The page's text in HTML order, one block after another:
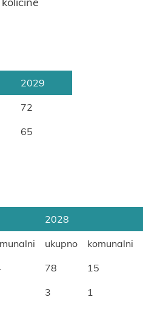
2029
72
65
2028
ukupno
komunalni
78
15
3 1